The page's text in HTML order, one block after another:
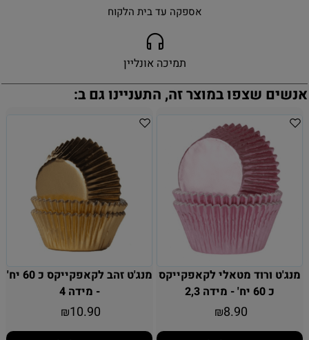
אספקה עד בית הלקוח
תמיכה אונליין
אנשים שצפו במוצר זה, התעניינו גם ב:
מנג'ט ורוד מטאלי לקאפקייקס
כ 60 יח' - מידה 2,3
₪8.90
מנג'ט זהב לקאפקייקס כ 60 יח'
- מידה 4
₪10.90